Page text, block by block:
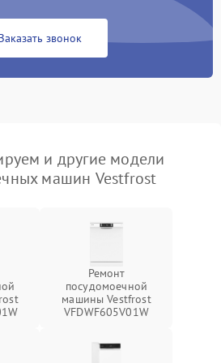
звонок
и другие модели
машин Vestfrost
Ремонт
посудомоечной
машины Vestfrost
VFDWF605V01W